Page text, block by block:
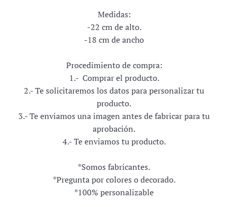
Medidas:
-22 cm de alto.
-18 cm de ancho
Procedimiento de compra:
1.- Comprar el producto.
2.- Te solicitaremos los datos para personalizar tu
producto.
3.- Te enviamos una imagen antes de fabricar para tu
aprobación.
4.- Te enviamos tu producto.
*Somos fabricantes.
*Pregunta por colores o decorado.
*100% personalizable